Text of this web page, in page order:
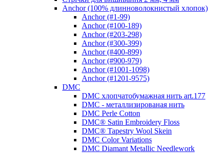
Anchor (100% длинноволокнистый хлопок)
Anchor (#1-99)
Anchor (#100-189)
Anchor (#203-298)
Anchor (#300-399)
Anchor (#400-899)
Anchor (#900-979)
Anchor (#1001-1098)
Anchor (#1201-9575)
DMC
DMC хлопчатобумажная нить art.177
DMC - металлизированая нить
DMC Perle Cotton
DMC® Satin Embroidery Floss
DMC® Tapestry Wool Skein
DMC Color Variations
DMC Diamant Metallic Needlework